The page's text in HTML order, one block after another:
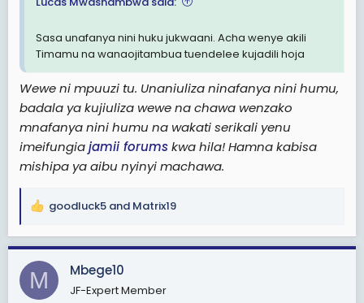
Sasa unafanya nini huku jukwaani. Acha wenye akili
Timamu na wanaojitambua tuendelee kujadili hoja
Wewe ni mpuuzi tu. Unaniuliza ninafanya nini humu,
badala ya kujiuliza wewe na chawa wenzako
mnafanya nini humu na wakati serikali yenu
imeifungiajamii forumskwa hila! Hamna kabisa
mishipa ya aibu nyinyi machawa.
R
a
c
t
i
goodluck5 and Matrix19
M Mbege10
JF-Expert Member